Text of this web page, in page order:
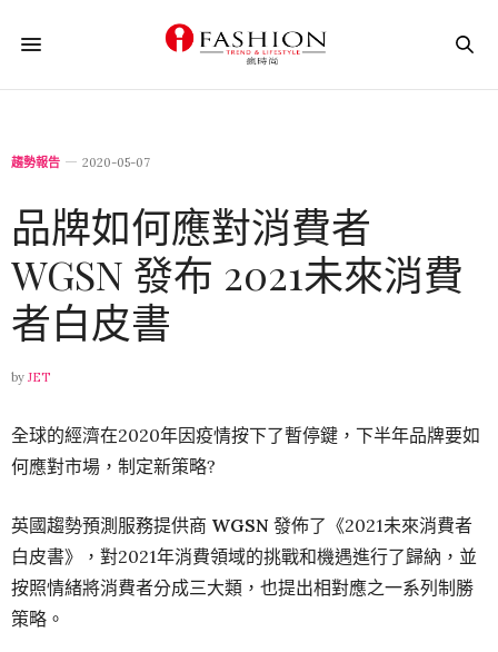
趨勢報告 2020-05-07
品牌如何應對消費者
WGSN 發布 2021未來消費
者白皮書
by JET
全球的經濟在2020年因疫情按下了暫停鍵，下半年品牌要如
何應對市場，制定新策略?
英國趨勢預測服務提供商 WGSN 發佈了《2021未來消費者
白皮書》，對2021年消費領域的挑戰和機遇進行了歸納，並
按照情緒將消費者分成三大類，也提出相對應之一系列制勝
策略。